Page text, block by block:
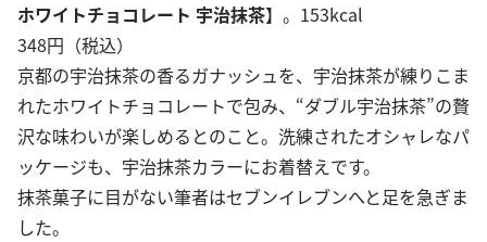
ホワイトチョコレート 宇治抹茶】。153kcal
348円（税込）
京都の宇治抹茶の香るガナッシュを、宇治抹茶が練りこま
れたホワイトチョコレートで包み、“ダブル宇治抹茶”の贅
沢な味わいが楽しめるとのこと。洗練されたオシャレなパ
ッケージも、宇治抹茶カラーにお着替えです。
抹茶菓子に目がない筆者はセブンイレブンへと足を急ぎま
した。